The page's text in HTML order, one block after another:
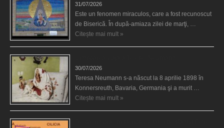
31/07/2026
Este un fenomen miraculos, care a fost recunoscut
de Biserică. În după-amiaza zilei de marţi, …
Citește mai mult »
30/07/2026
Teresa Neumann s-a născut la 8 aprilie 1898 în
Konnersreuth, Bavaria, Germania şi a murit …
Citește mai mult »